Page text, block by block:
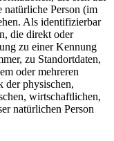
natürliche Person (im
Als identifizierbar
die direkt oder
zu einer Kennung
zu Standortdaten,
oder mehreren
der physischen,
wirtschaftlichen,
natürlichen Person